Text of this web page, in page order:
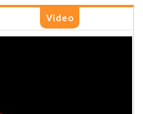
Video